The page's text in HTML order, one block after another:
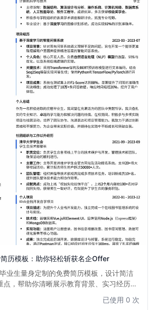
历模板：助你轻松斩获名企Offer
业生量身定制的免费简历模板，设计简洁
点，帮助你清晰展示教育背景、实习经历、
合初次求职或缺乏全职工作经验的同学，助
已使用 0 次